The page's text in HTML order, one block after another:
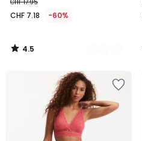
7.18
invece
CHF
17.95
applicata.
CHF 17.95
CHF 7.18 -60%
4.5
/